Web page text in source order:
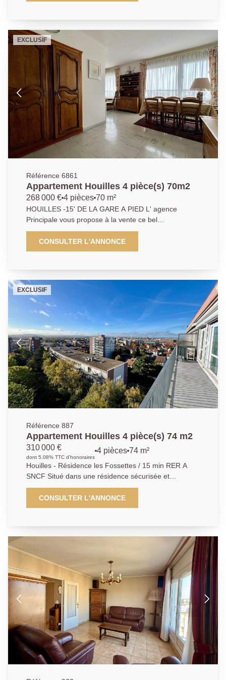
séjour, une cuisine aménagée, deux chambres et une
salle d'eau avec WC. Les fenêtres sont en double
vitrage PVC et le chauffage est individuel au gaz. Une
cave en sous-sol, le jardin privatif de 74 m2 et un local
vélo dans la copropriété complètent ce bien. AGENCE
PRINCIPALE 01.39.14.71.72
EXCLUSIF
Référence 6861
Appartement Houilles 4 pièce(s) 70m2
268 000 € 4 pièces 70 m²
HOUILLES -15' DE LA GARE A PIED L' agence
Principale vous propose à la vente ce bel
appartement lumineux au 6ème étage belle vue
dégagée et 2 ascenseurs - le bien se compose de la
manière suivante : une entrée, séjour double, cuisine
nous contacter pour venir visiter cet appartement Les
informations sur les risques auxquels ce bien est
exposé sont disponibles sur le site Géorisques :
www.georisques.gouv.fr
CONSULTER L'ANNONCE
EXCLUSIF
Référence 887
Appartement Houilles 4 pièce(s) 74 m2
310 000 €
dont 5.08% TTC d'honoraires
4 pièces 74 m²
Houilles - Résidence les Fossettes / 15 min RER A
SNCF Situé dans une résidence sécurisée et
recherchée pour son calme et sa verdoyance, votre
Agence Principale a le plaisir de vous présenter en
exclusivité cet appartement de type 4 pièces situé au
rangements, un dégagement faisant office de cellier,
un séjour - salle à manger donnant sur un grand
balcon filant plein SUD et sur une belle vue dégagée,
surplombant la Défense. La composition de
l'appartement se poursuit avec une cuisine
indépendante et équipée, un WC indépendant, une
salle de bains et deux chambres. Bon état général,
appartement lumineux, volets roulants électriques,
une grande cave en sous-sol et place de parking
privative ! Bien proposé par Kyllian GABA, agent
commercial (903 414 209 R.S.A.C Versailles) Les
informations sur les risques auxquels ce bien est
www.georisques.gouv.fr
CONSULTER L'ANNONCE